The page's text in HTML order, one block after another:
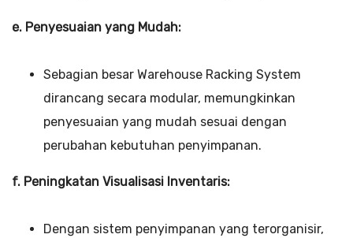
e. Penyesuaian yang Mudah:
Sebagian besar Warehouse Racking System
dirancang secara modular, memungkinkan
penyesuaian yang mudah sesuai dengan
perubahan kebutuhan penyimpanan.
f. Peningkatan Visualisasi Inventaris:
Dengan sistem penyimpanan yang terorganisir,